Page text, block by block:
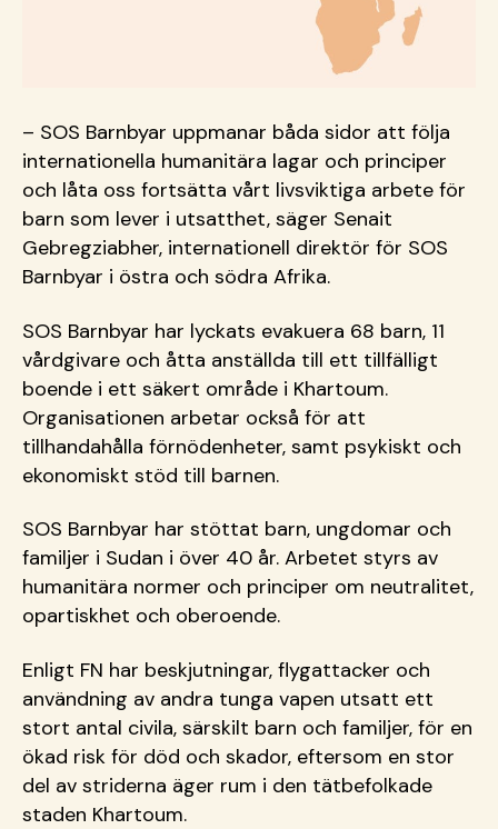
– SOS Barnbyar uppmanar båda sidor att följa
internationella humanitära lagar och principer
och låta oss fortsätta vårt livsviktiga arbete för
barn som lever i utsatthet, säger Senait
Gebregziabher, internationell direktör för SOS
Barnbyar i östra och södra Afrika.
SOS Barnbyar har lyckats evakuera 68 barn, 11
vårdgivare och åtta anställda till ett tillfälligt
boende i ett säkert område i Khartoum.
Organisationen arbetar också för att
tillhandahålla förnödenheter, samt psykiskt och
ekonomiskt stöd till barnen.
SOS Barnbyar har stöttat barn, ungdomar och
familjer i Sudan i över 40 år. Arbetet styrs av
humanitära normer och principer om neutralitet,
opartiskhet och oberoende.
Enligt FN har beskjutningar, flygattacker och
användning av andra tunga vapen utsatt ett
stort antal civila, särskilt barn och familjer, för en
ökad risk för död och skador, eftersom en stor
del av striderna äger rum i den tätbefolkade
staden Khartoum.